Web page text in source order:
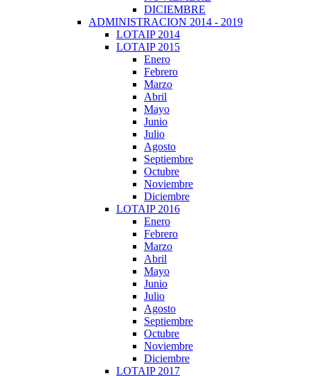
DICIEMBRE
ADMINISTRACION 2014 - 2019
LOTAIP 2014
LOTAIP 2015
Enero
Febrero
Marzo
Abril
Mayo
Junio
Julio
Agosto
Septiembre
Octubre
Noviembre
Diciembre
LOTAIP 2016
Enero
Febrero
Marzo
Abril
Mayo
Junio
Julio
Agosto
Septiembre
Octubre
Noviembre
Diciembre
LOTAIP 2017